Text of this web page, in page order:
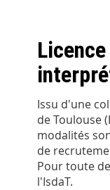
Issu d'une
de Toulouse
modalités
de
Pour toute
l'IsdaT.